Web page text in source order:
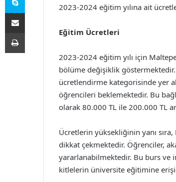
2023-2024 eğitim yılına ait
Eğitim Ücretleri
2023-2024 eğitim yılı için
bölüme değişiklik
ücretlendirme kategorisinde yer
öğrencileri beklemektedir. Bu
olarak 80.000 TL ile 200.000 TL
Ücretlerin yüksekliğinin yanı
dikkat çekmektedir. Öğrenciler,
yararlanabilmektedir. Bu burs ve
kitlelerin üniversite eğitimine
E-Posta ile paylaş